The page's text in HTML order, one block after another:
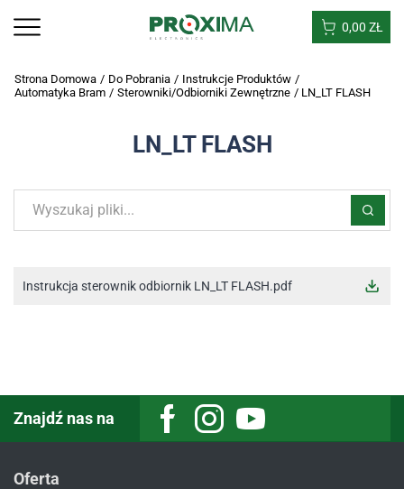
0,00 ZŁ
Strona Domowa / Do Pobrania / Instrukcje Produktów /
Automatyka Bram / Sterowniki/odbiorniki Zewnętrzne / LN_LT FLASH
LN_LT FLASH
Instrukcja sterownik odbiornik LN_LT FLASH.pdf
Znajdź nas na FacebookInstagramYoutube
Oferta